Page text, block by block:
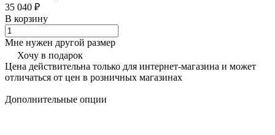
35 040 ₽
В корзину
Мне нужен другой размер
Хочу в подарок
Цена действительна только для интернет-магазина и может
отличаться от цен в розничных магазинах
Дополнительные опции